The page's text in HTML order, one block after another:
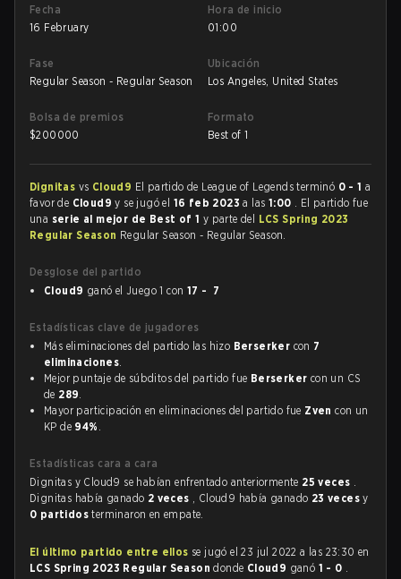
Fecha
16 February
Hora de inicio
01:00
Fase
Regular Season - Regular Season
Ubicación
Los Angeles, United States
Bolsa de premios
$200000
Formato
Best of 1
Dignitas vs Cloud9 El partido de League of Legends terminó 0 - 1 a
favor de Cloud9y se jugó el 16 feb 2023a las 1:00 . El partido fue
una serie al mejor de Best of 1 y parte del LCS Spring 2023
Regular Season Regular Season - Regular Season.
Desglose del partido
Cloud9 ganó el Juego 1 con 17 - 7
Estadísticas clave de jugadores
Más eliminaciones del partido las hizo Berserker con 7
eliminaciones.
Mejor puntaje de súbditos del partido fue Berserker con un CS
de 289.
Mayor participación en eliminaciones del partido fue Zven con un
KP de 94% .
Estadísticas cara a cara
Dignitas y Cloud9 se habían enfrentado anteriormente 25 veces .
Dignitas había ganado 2 veces , Cloud9 había ganado 23 vecesy
0 partidosterminaron en empate.
El último partido entre ellos se jugó el 23 jul 2022 a las 23:30 en
LCS Spring 2023 Regular Seasondonde Cloud9 ganó 1 - 0 .